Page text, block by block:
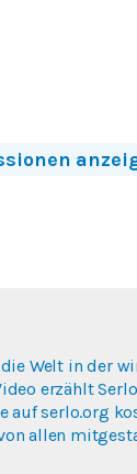
Welt in der
erzählt
auf serlo.org
allen